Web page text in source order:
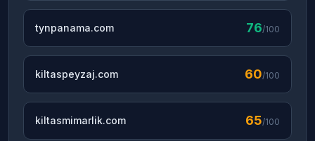
tynpanama.com 76/100
kiltaspeyzaj.com 60/100
kiltasmimarlik.com 65/100